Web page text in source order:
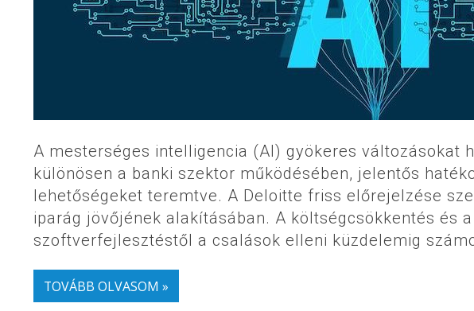
A mesterséges intelligencia (AI) gyökeres változásokat
különösen a banki szektor működésében, jelentős
lehetőségeket teremtve. A Deloitte friss előrejelzése
iparág jövőjének alakításában. A költségcsökkentés és
szoftverfejlesztéstől a csalások elleni küzdelemig
TOVÁBB OLVASOM »